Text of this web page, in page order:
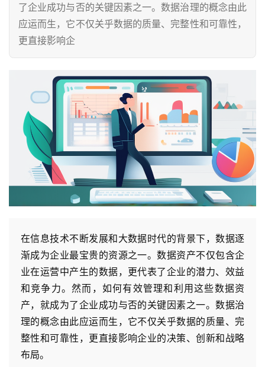
了企业成功与否的关键因素之一。数据治理的概念由此
应运而生，它不仅关乎数据的质量、完整性和可靠性，
更直接影响企
在信息技术不断发展和大数据时代的背景下，数据逐
渐成为企业最宝贵的资源之一。数据资产不仅包含企
业在运营中产生的数据，更代表了企业的潜力、效益
和竞争力。然而，如何有效管理和利用这些数据资
产，就成为了企业成功与否的关键因素之一。数据治
理的概念由此应运而生，它不仅关乎数据的质量、完
整性和可靠性，更直接影响企业的决策、创新和战略
布局。